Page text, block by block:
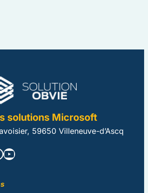
solutions Microsoft
59650 Villeneuve-d’Ascq
YouTube